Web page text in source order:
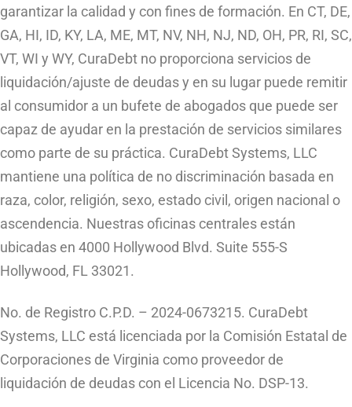
garantizar la calidad y con fines de formación. En CT, DE,
GA, HI, ID, KY, LA, ME, MT, NV, NH, NJ, ND, OH, PR, RI, SC,
VT, WI y WY, CuraDebt no proporciona servicios de
liquidación/ajuste de deudas y en su lugar puede remitir
al consumidor a un bufete de abogados que puede ser
capaz de ayudar en la prestación de servicios similares
como parte de su práctica. CuraDebt Systems, LLC
mantiene una política de no discriminación basada en
raza, color, religión, sexo, estado civil, origen nacional o
ascendencia. Nuestras oficinas centrales están
ubicadas en 4000 Hollywood Blvd. Suite 555-S
Hollywood, FL 33021.
No. de Registro C.P.D. – 2024-0673215. CuraDebt
Systems, LLC está licenciada por la Comisión Estatal de
Corporaciones de Virginia como proveedor de
liquidación de deudas con el Licencia No. DSP-13.